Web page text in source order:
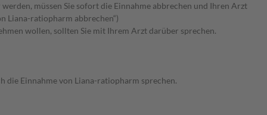
müssen Sie sofort die Einnahme abbrechen und Ihren Arzt
Liana-ratiopharm abbrechen“)
wollen, sollten Sie mit Ihrem Arzt darüber sprechen.
die Einnahme von Liana-ratiopharm sprechen.